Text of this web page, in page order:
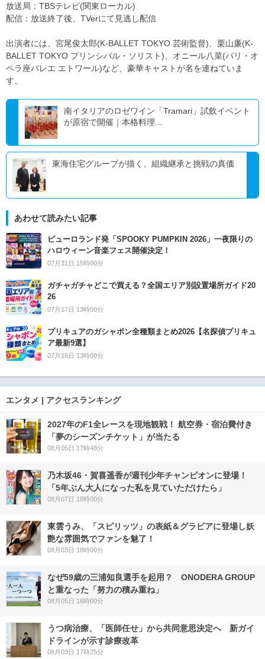
放送局：TBSテレビ(関東ローカル)
配信：放送終了後、TVerにて見逃し配信
出演者には、宮尾俊太郎(K-BALLET TOKYO 芸術監督)、栗山廉(K-
BALLET TOKYO プリンシパル・ソリスト)、オニール八菜(パリ・オ
ペラ座バレエ エトワール)など、豪華キャストが名を連ねていま
す。
南イタリアのロゼワイン「Tramari」試飲イベント
が原宿で開催｜本格料理...
東海住宅グループが描く、組織継承と挑戦の真価
あわせて読みたい記事
ピューロランド発「SPOOKY PUMPKIN 2026」一夜限りの
ハロウィーン音楽フェス開催決定！
07月31日 15時00分
ガチャガチャどこで買える？全国エリア別設置場所ガイド20
26
07月17日 13時00分
プリキュアのガシャポン全種類まとめ2026【名探偵プリキュ
ア最新9選】
07月16日 13時00分
エンタメ | アクセスランキング
2027年のF1全レースを現地観戦！ 航空券・宿泊費付き
「夢のシーズンチケット」が当たる
08月05日 17時48分
乃木坂46・賀喜遥香が週刊少年チャンピオンに登場！
「5年ぶん大人になった私を見ていただけたら」
08月07日 18時00分
東雲うみ、「スピリッツ」の表紙＆グラビアに登場し妖
艶な雰囲気でファンを魅了！
08月03日 18時00分
なぜ59歳の三浦知良選手を起用？ ONODERA GROUP
と重なった「努力の積み重ね」
08月05日 16時00分
うつ病治療、「医師任せ」から共同意思決定へ 新ガイ
ドラインが示す診療改革
08月03日 17時25分